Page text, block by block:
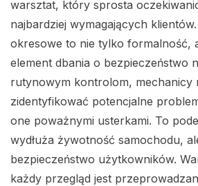
warsztat, który sprosta
najbardziej wymagających
okresowe to nie tylko formalność,
element dbania o bezpieczeństwo
rutynowym kontrolom, mechanicy
zidentyfikować potencjalne
one poważnymi usterkami. To
wydłuża żywotność samochodu,
bezpieczeństwo użytkowników.
każdy przegląd jest